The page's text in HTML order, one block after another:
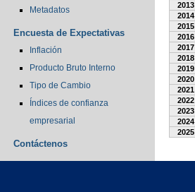
Metadatos
Encuesta de Expectativas
Inflación
Producto Bruto Interno
Tipo de Cambio
Índices de confianza
empresarial
Contáctenos
2013
2014
2015
2016
2017
2018
2019
2020
2021
2022
2023
2024
2025